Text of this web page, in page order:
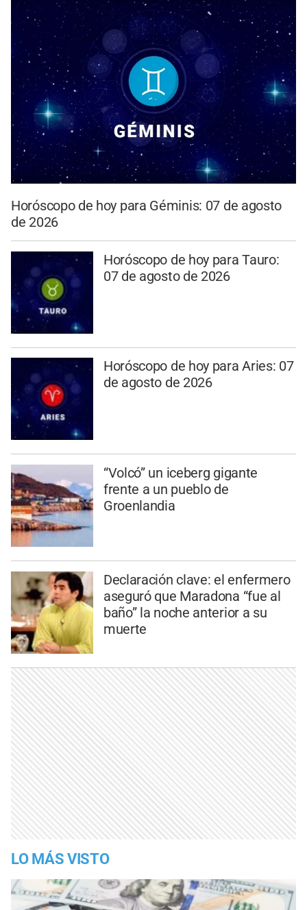
Horóscopo de hoy para Géminis: 07 de agosto
de 2026
Horóscopo de hoy para Tauro:
07 de agosto de 2026
Horóscopo de hoy para Aries: 07
de agosto de 2026
“Volcó” un iceberg gigante
frente a un pueblo de
Groenlandia
Declaración clave: el enfermero
aseguró que Maradona “fue al
baño” la noche anterior a su
muerte
LO MÁS VISTO